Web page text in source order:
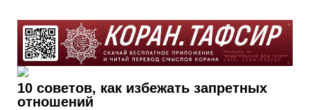
10 советов, как избежать запретных
отношений